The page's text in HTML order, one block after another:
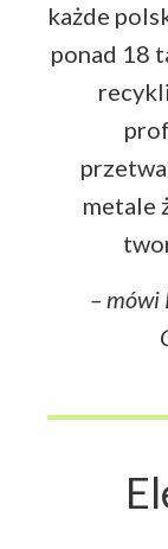
każde
ponad 18
metale
– mówi